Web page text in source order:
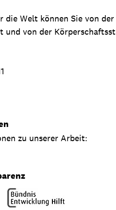
die Welt können Sie von
und von der
zu unserer Arbeit: